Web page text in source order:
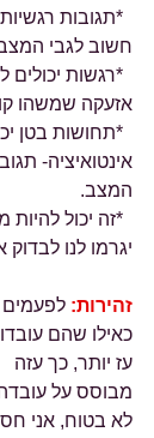
*תגובות
חשוב לגבי
*רגשות
אזעקה שמשהו
*תחושות בטן
אינטואיציה-
המצב.
*זה יכול
יגרמו לנו
זהירות: לפעמים
כאילו שהם
עז יותר, כך עזה
מבוסס על
לא בטוח, אני